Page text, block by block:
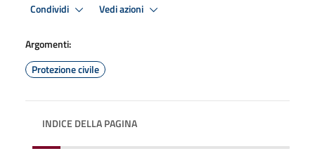
Condividi Vedi azioni
Argomenti:
Protezione civile
INDICE DELLA PAGINA